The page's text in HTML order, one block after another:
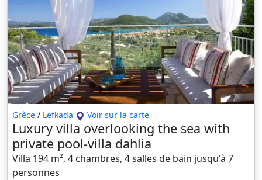
Grèce / Lefkada Voir sur la carte
Luxury villa overlooking the sea with
private pool-villa dahlia
Villa 194 m², 4 chambres, 4 salles de bain jusqu'à 7
personnes